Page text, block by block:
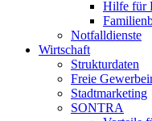
Hilfe für
Notfalldienste
Wirtschaft
Strukturdaten
Freie
Stadtmarketing
SONTRA